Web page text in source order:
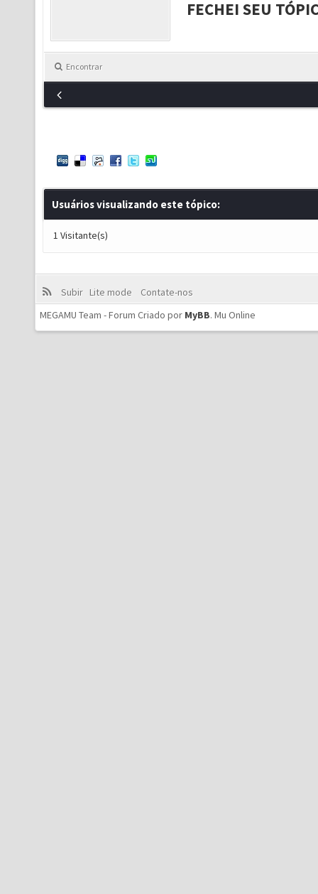
FECHEI SEU
Encontrar
Usuários visualizando este tópico:
1 Visitante(s)
Subir Lite mode
Contate-nos
MEGAMU Team - Forum Criado por MyBB. Mu Online